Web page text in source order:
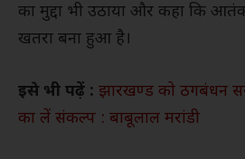
का मुद्दा भी उठाया और कहा कि
खतरा बना हुआ है।
इसे भी पढ़ें : झारखण्ड को ठगबंधन
का लें संकल्प : बाबूलाल मरांडी